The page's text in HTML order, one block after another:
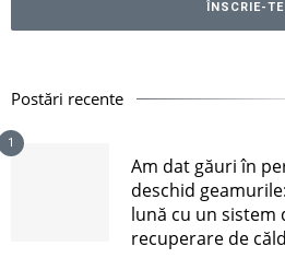
Postări recente
1
Am dat găuri în
deschid
lună cu un sistem
recuperare de